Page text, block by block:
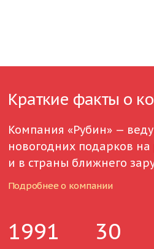
Краткие факты о
Компания «Рубин» —
новогодних подарков
и в страны ближнего
Подробнее о компании
1991 30